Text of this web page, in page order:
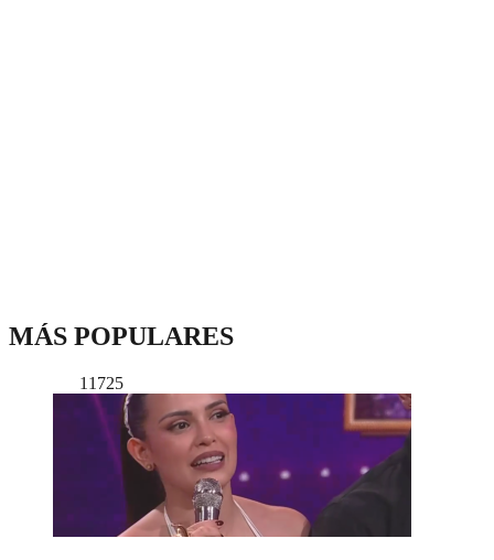
MÁS POPULARES
11725